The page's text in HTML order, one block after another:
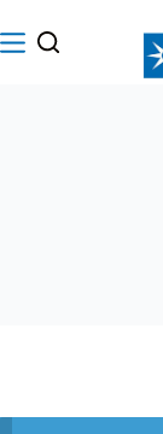
al
contenuto